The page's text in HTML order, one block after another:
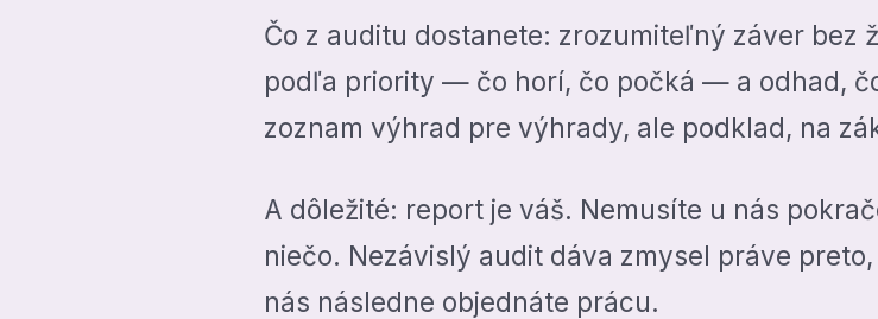
Čo z auditu dostanete: zrozumiteľný záver bez
podľa priority — čo horí, čo počká — a odhad,
zoznam výhrad pre výhrady, ale podklad, na
A dôležité: report je váš. Nemusíte u nás
niečo. Nezávislý audit dáva zmysel práve
nás následne objednáte prácu.